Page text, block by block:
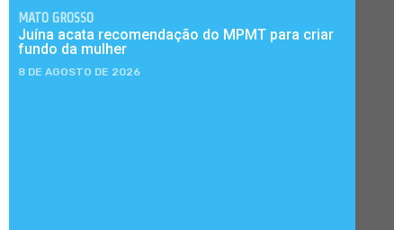
MATO GROSSO
Juína acata recomendação do MPMT para criar
fundo da mulher
8 DE AGOSTO DE 2026